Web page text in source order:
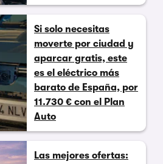
Si solo necesitas
moverte por ciudad y
aparcar gratis, este
es el eléctrico más
barato de España, por
11.730 € con el Plan
Auto
Las mejores ofertas: